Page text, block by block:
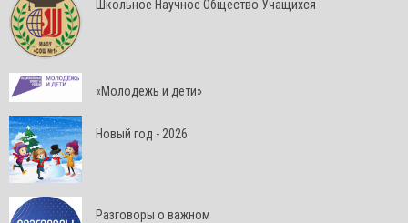
Школьное Научное Общество Учащихся
«Молодежь и дети»
Новый год - 2026
Разговоры о важном